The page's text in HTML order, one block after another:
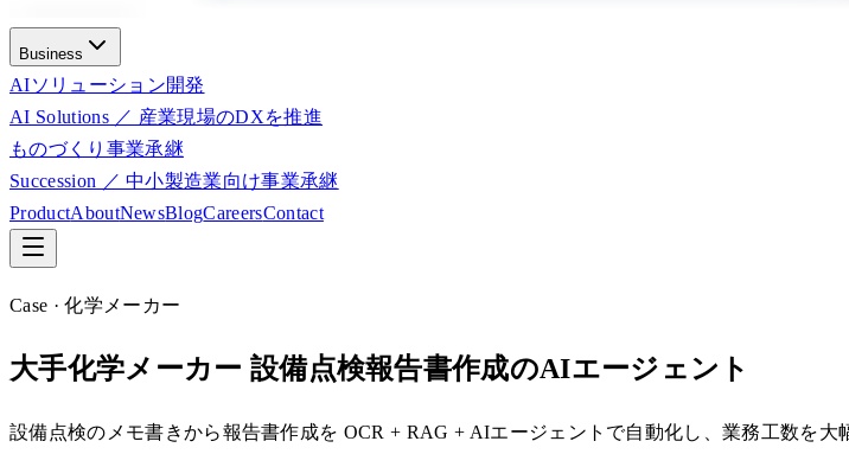
Business
AIソリューション開発
AI Solutions ／ 産業現場のDXを推進
ものづくり事業承継
Succession ／ 中小製造業向け事業承継
ProductAboutNewsBlogCareersContact
Case · 化学メーカー
大手化学メーカー 設備点検報告書作成のAIエージェント
設備点検のメモ書きから報告書作成を OCR + RAG + AIエージェントで自動化し、業務工数を大